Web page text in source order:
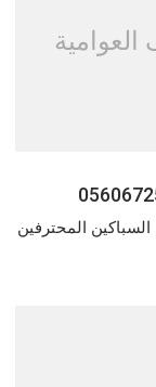
المحترفين